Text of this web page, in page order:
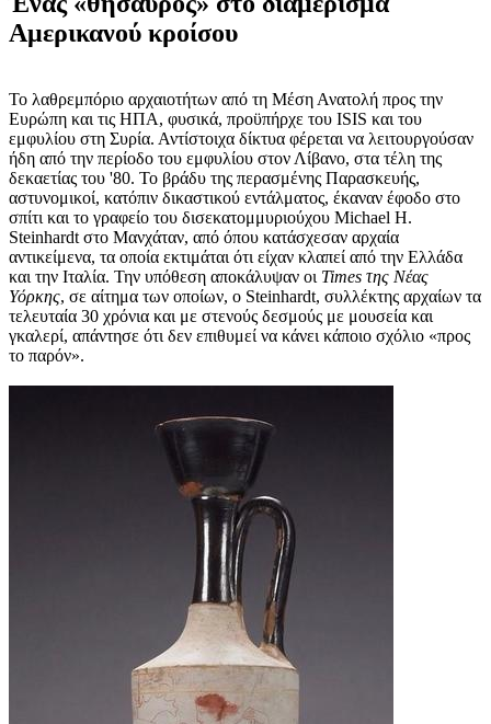
Αμερικανού κροίσου
Το λαθρεμπόριο αρχαιοτήτων από τη Μέση Ανατολή προς την
Ευρώπη και τις ΗΠΑ, φυσικά, προϋπήρχε του ISIS και του
εμφυλίου στη Συρία. Αντίστοιχα δίκτυα φέρεται να λειτουργούσαν
ήδη από την περίοδο του εμφυλίου στον Λίβανο, στα τέλη της
δεκαετίας του '80. Το βράδυ της περασμένης Παρασκευής,
αστυνομικοί, κατόπιν δικαστικού εντάλματος, έκαναν έφοδο στο
σπίτι και το γραφείο του δισεκατομμυριούχου Michael H.
Steinhardt στο Μανχάταν, από όπου κατάσχεσαν αρχαία
αντικείμενα, τα οποία εκτιμάται ότι είχαν κλαπεί από την Ελλάδα
και την Ιταλία. Την υπόθεση αποκάλυψαν οι Times της Νέας
Υόρκης, σε αίτημα των οποίων, ο Steinhardt, συλλέκτης αρχαίων τα
τελευταία 30 χρόνια και με στενούς δεσμούς με μουσεία και
γκαλερί, απάντησε ότι δεν επιθυμεί να κάνει κάποιο σχόλιο «προς
το παρόν».